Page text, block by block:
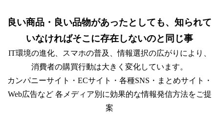
良い商品・良い品物があったとしても、知られて
いなければそこに存在しないのと同じ事
IT環境の進化、スマホの普及、情報選択の広がりにより、
消費者の購買行動は大きく変化しています。
カンパニーサイト・ECサイト・各種SNS・まとめサイト・
Web広告など 各メディア別に効果的な情報発信方法をご提
案